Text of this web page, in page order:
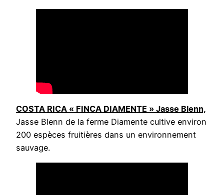
COSTA RICA « FINCA DIAMENTE » Jasse Blenn,
Jasse Blenn de la ferme Diamente cultive environ
200 espèces fruitières dans un environnement
sauvage.